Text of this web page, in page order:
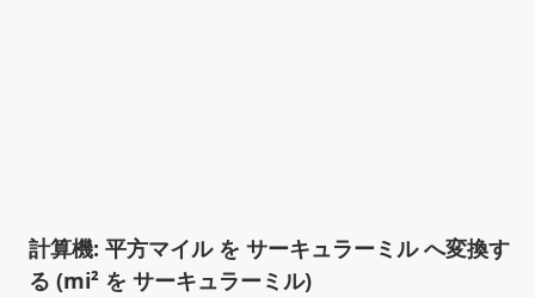
計算機: 平方マイル を サーキュラーミル へ変換す
る (mi² を サーキュラーミル)